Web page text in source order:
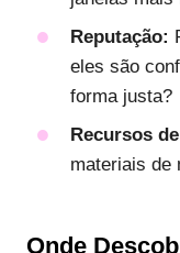
Reputação:
eles são
forma justa?
Recursos
materiais de
Onde